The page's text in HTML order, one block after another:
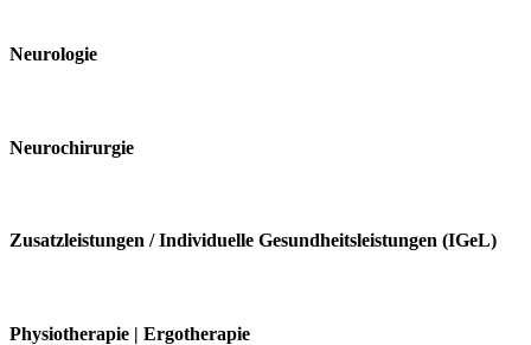
Neurologie
Neurochirurgie
Zusatzleistungen /Individuelle Gesundheitsleistungen (IGeL)
Physiotherapie | Ergotherapie